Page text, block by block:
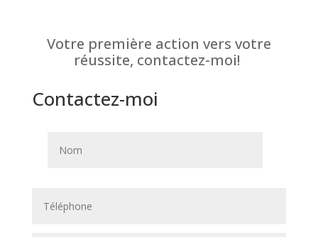
Votre première action vers votre
réussite, contactez-moi!
Contactez-moi